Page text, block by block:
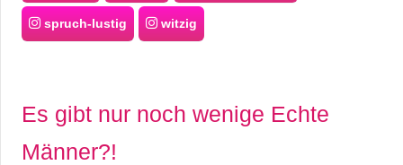
spruch-lustig witzig
Es gibt nur noch wenige Echte
Männer?!